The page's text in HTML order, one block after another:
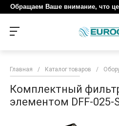
Обращаем Ваше внимание, что
Главная / Каталог товаров /
Комплектный
элементом DFF-025-